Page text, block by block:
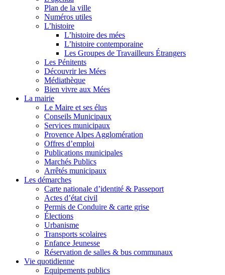
Plan de la ville
Numéros utiles
L’histoire
L’histoire des mées
L’histoire contemporaine
Les Groupes de Travailleurs Étrangers
Les Pénitents
Découvrir les Mées
Médiathèque
Bien vivre aux Mées
La mairie
Le Maire et ses élus
Conseils Municipaux
Services municipaux
Provence Alpes Agglomération
Offres d’emploi
Publications municipales
Marchés Publics
Arrêtés municipaux
Les démarches
Carte nationale d’identité & Passeport
Actes d’état civil
Permis de Conduire & carte grise
Élections
Urbanisme
Transports scolaires
Enfance Jeunesse
Réservation de salles & bus communaux
Vie quotidienne
Equipements publics